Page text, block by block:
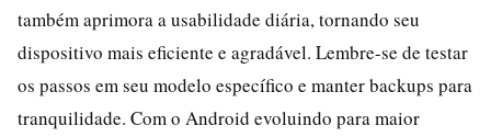
também aprimora a usabilidade diária, tornando seu
dispositivo mais eficiente e agradável. Lembre-se de testar
os passos em seu modelo específico e manter backups para
tranquilidade. Com o Android evoluindo para maior